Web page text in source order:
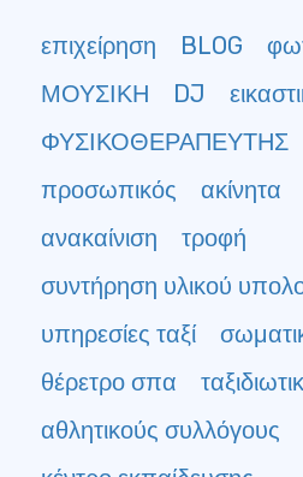
επιχείρηση BLOG
ΜΟΥΣΙΚΗ
DJ
ΦΥΣΙΚΟΘΕΡΑΠΕΥΤΗΣ
προσωπικός
ακίνητα
ανακαίνιση
τροφή
συντήρηση υλικού
υπηρεσίες ταξί
θέρετρο σπα
αθλητικούς συλλόγους